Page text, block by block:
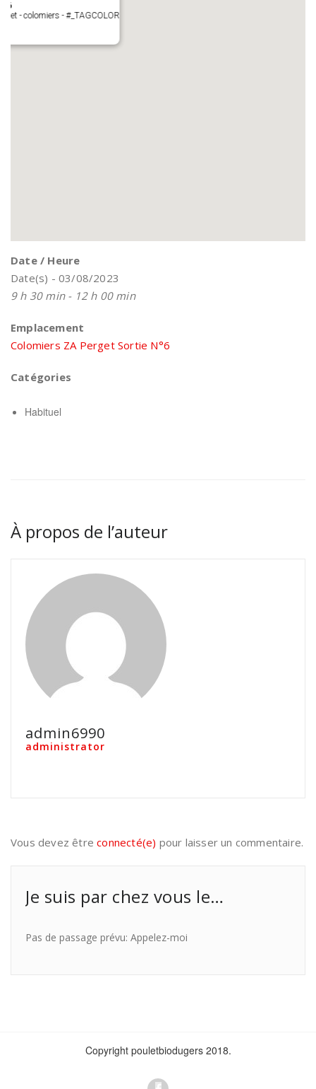
- colomiers - #_TAGCOLOR
Date / Heure
Date(s) - 03/08/2023
9 h 30 min - 12 h 00 min
Emplacement
Colomiers ZA Perget Sortie N°6
Catégories
Habituel
À propos de l’auteur
admin6990
administrator
Vous devez êtreconnecté(e) pour laisser un commentaire.
Je suis par chez vous le…
Pas de passage prévu: Appelez-moi
Copyright pouletbiodugers 2018.